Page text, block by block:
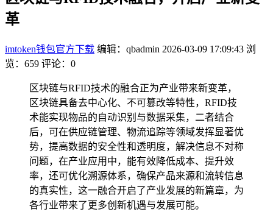
革
imtoken钱包官方下载 编辑：qbadmin 2026-03-09 17:09:43 浏
览：659 评论：0
区块链与RFID技术的融合正为产业带来新变革，
区块链具备去中心化、不可篡改等特性，RFID技
术能实现物品的自动识别与数据采集，二者结合
后，可在供应链管理、物流追踪等领域发挥显著优
势，提高数据的安全性和透明度，解决信息不对称
问题，在产业应用中，能有效降低成本、提升效
率，还可优化溯源体系，确保产品来源和流转信息
的真实性，这一融合开启了产业发展的新篇章，为
各行业带来了更多创新机遇与发展可能。